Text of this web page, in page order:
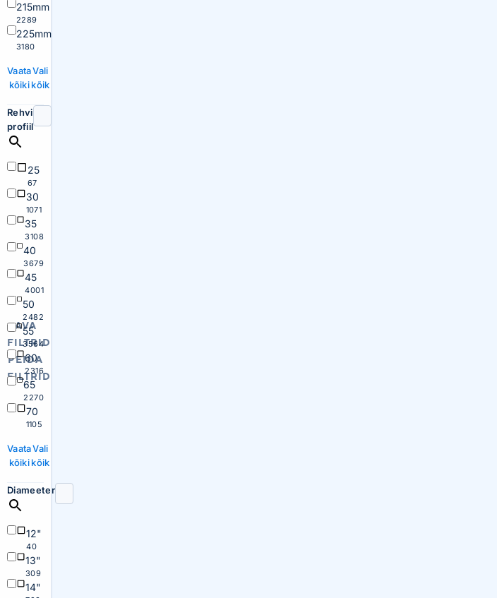
AVA
FILTRID
PEIDA
FILTRID
215mm
2289
225mm
3180
Vaata
kõiki
Vali
kõik
Rehvi
profiil
25
67
30
1071
35
3108
40
3679
45
4001
50
2482
55
3564
60
2316
65
2270
70
1105
Vaata
kõiki
Vali
kõik
Diameeter
12"
40
13"
309
14"